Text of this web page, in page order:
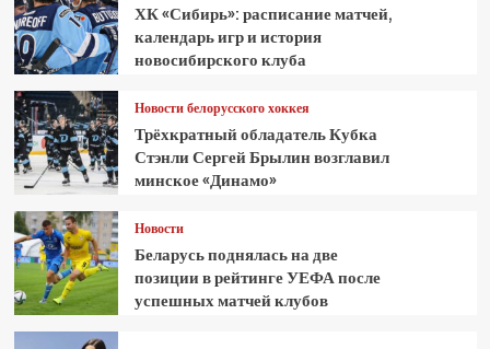
ХК «Сибирь»: расписание матчей,
календарь игр и история
новосибирского клуба
Новости белорусского хоккея
Трёхкратный обладатель Кубка
Стэнли Сергей Брылин возглавил
минское «Динамо»
Новости
Беларусь поднялась на две
позиции в рейтинге УЕФА после
успешных матчей клубов